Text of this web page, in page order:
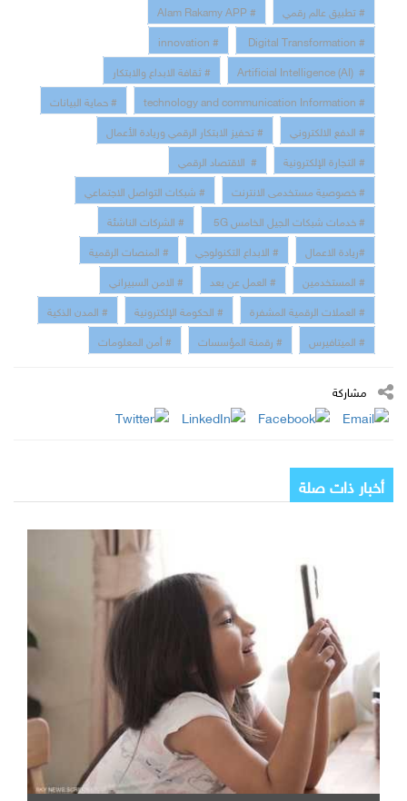
# تطبيق عالم رقمي
# Alam Rakamy APP
# Digital Transformation
# innovation
# Artificial Intelligence (AI)
# ثقافة الابداع والابتكار
# technology and communication Information
# حماية البيانات
# الدفع الالكتروني
# تحفيز الابتكار الرقمي وريادة الأعمال
# التجارة الإلكترونية
# الاقتصاد الرقمي
# خصوصية مستخدمى الانترنت
# شبكات التواصل الاجتماعي
# خدمات شبكات الجيل الخامس 5G
# الشركات الناشئة
#ريادة الاعمال
# الابداع التكنولوجي
# المنصات الرقمية
# المستخدمين
# العمل عن بعد
# الامن السبيراني
# العملات الرقمية المشفرة
# الحكومة الإلكترونية
# المدن الذكية
# الميتافيرس
# رقمنة المؤسسات # أمن المعلومات
مشاركة
أخبار ذات صلة